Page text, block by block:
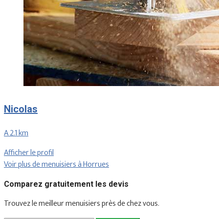
Nicolas
A 2.1 km
Afficher le profil
Voir plus de menuisiers à Horrues
Comparez gratuitement les devis
Trouvez le meilleur menuisiers près de chez vous.